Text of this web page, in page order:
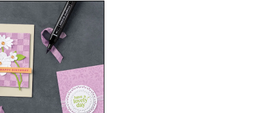
a-bration 2025
Januar 2025